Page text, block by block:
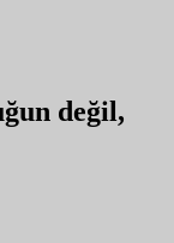
değil,